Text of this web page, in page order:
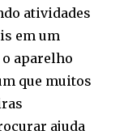
atividades
em um
aparelho
que muitos
ajuda